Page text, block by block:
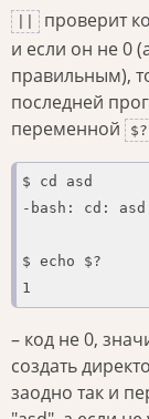
проверит
и если он не 0
правильным),
последней
переменной
$?
$ cd asd
-bash: cd:
$ echo $?
1
– код не 0,
создать
заодно так и